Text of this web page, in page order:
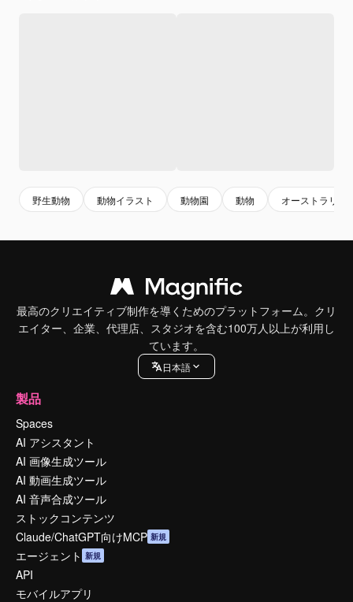
野生動物 動物イラスト 動物園 動物 オーストラリア
最高のクリエイティブ制作を導くためのプラットフォーム。クリ
エイター、企業、代理店、スタジオを含む100万人以上が利用し
ています。
日本語
製品
Spaces
AI アシスタント
AI 画像生成ツール
AI 動画生成ツール
AI 音声合成ツール
ストックコンテンツ
Claude/ChatGPT向けMCP 新規
エージェント 新規
API
モバイルアプリ